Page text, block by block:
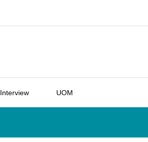
Interview UOM